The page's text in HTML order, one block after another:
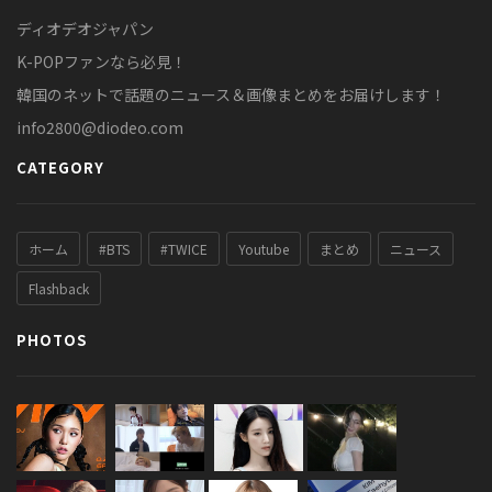
ディオデオジャパン
K-POPファンなら必見！
韓国のネットで話題のニュース＆画像まとめをお届けします！
info2800@diodeo.com
CATEGORY
ホーム #BTS #TWICE Youtube まとめ ニュース
Flashback
PHOTOS